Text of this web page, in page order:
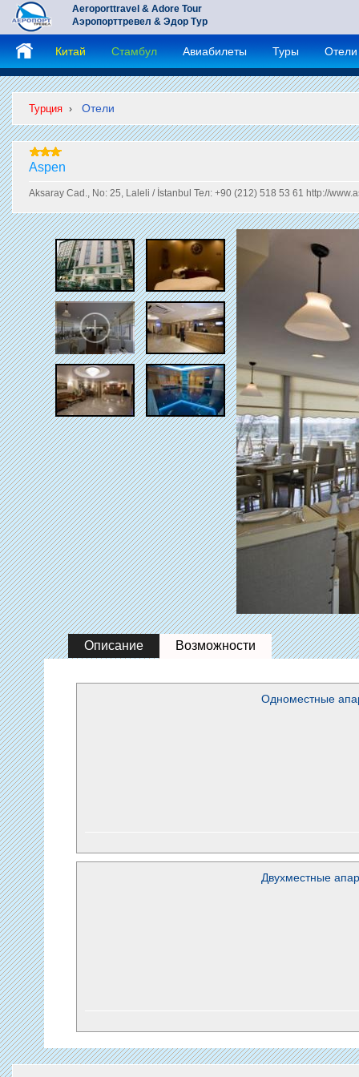
Aeroporttravel & Adore Tour
Аэропорттревел & Эдор Тур
Китай Стамбул Авиабилеты Туры Отели
Турция › Отели
Aspen
Aksaray Cad., No: 25, Laleli / İstanbul Тел: +90 (212) 518 53 61 http://
Описание Возможности
Одноместные
Двухместные